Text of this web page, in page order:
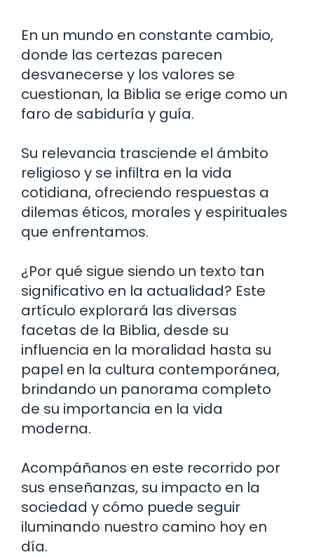
En un mundo en constante cambio,
donde las certezas parecen
desvanecerse y los valores se
cuestionan, la Biblia se erige como un
faro de sabiduría y guía.
Su relevancia trasciende el ámbito
religioso y se infiltra en la vida
cotidiana, ofreciendo respuestas a
dilemas éticos, morales y espirituales
que enfrentamos.
¿Por qué sigue siendo un texto tan
significativo en la actualidad? Este
artículo explorará las diversas
facetas de la Biblia, desde su
influencia en la moralidad hasta su
papel en la cultura contemporánea,
brindando un panorama completo
de su importancia en la vida
moderna.
Acompáñanos en este recorrido por
sus enseñanzas, su impacto en la
sociedad y cómo puede seguir
iluminando nuestro camino hoy en
día.